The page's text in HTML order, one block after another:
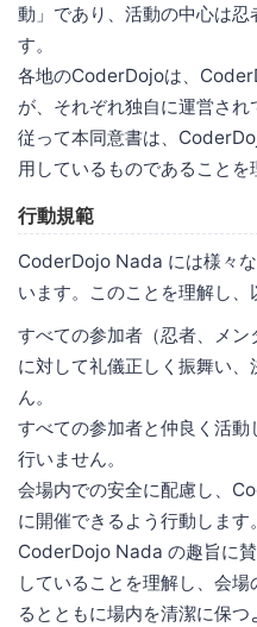
動」であり、活動の中心は
す。
各地のCoderDojoは、
が、それぞれ独自に運営され
従って本同意書は、
用しているものであることを
行動規範
CoderDojo Nada には様々
います。このことを理解し、
すべての参加者（忍者、メン
に対して礼儀正しく振舞い
ん。
すべての参加者と仲良く活
行いません。
会場内での安全に配慮し、
に開催できるよう行動します。
CoderDojo Nada の趣旨に
していることを理解し、会
るとともに場内を清潔に保つ